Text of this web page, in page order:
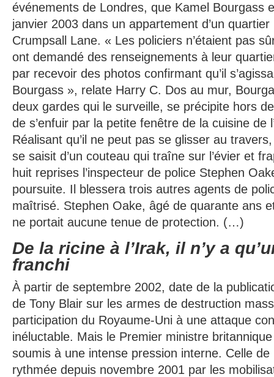
événements de Londres, que Kamel Bourgass
janvier 2003 dans un appartement d’un
Crumpsall Lane. « Les policiers n’étaient pas
ont demandé des renseignements à leur
par recevoir des photos confirmant qu’il
Bourgass », relate Harry C. Dos au mur,
deux gardes qui le surveille, se précipite hors
de s’enfuir par la petite fenêtre de la cuisine de
Réalisant qu’il ne peut pas se glisser au
se saisit d’un couteau qui traîne sur l’évier et
huit reprises l’inspecteur de police Stephen
poursuite. Il blessera trois autres agents de
maîtrisé. Stephen Oake, âgé de quarante ans
ne portait aucune tenue de protection. (…)
De la ricine à l’Irak, il n’y a
franchi
À partir de septembre 2002, date de la
de Tony Blair sur les armes de destruction
participation du Royaume-Uni à une attaque
inéluctable. Mais le Premier ministre
soumis à une intense pression interne. Celle de
rythmée depuis novembre 2001 par les